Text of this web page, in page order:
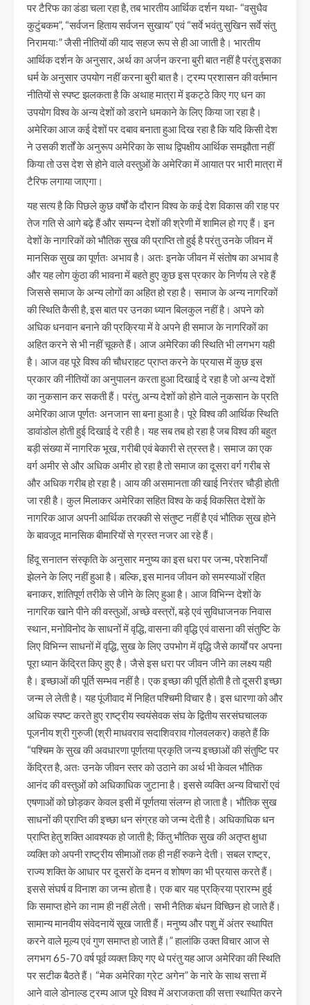
पर टैरिफ का डंडा चला रहा है, तब भारतीय आर्थिक दर्शन यथा- “वसुधैव
कुटुंबकम”, “सर्वजन हिताय सर्वजन सुखाय” एवं “सर्वे भवंतु सुखिन सर्वे संतु
निरामयाः” जैसी नीतियों की याद सहज रूप से ही आ जाती है। भारतीय
आर्थिक दर्शन के अनुसार, अर्थ का अर्जन करना बुरी बात नहीं है परंतु इसका
धर्म के अनुसार उपयोग नहीं करना बुरी बात है। ट्रम्प प्रशासन की वर्तमान
नीतियों से स्पष्ट झलकता है कि अथाह मात्रा में इकट्ठे किए गए धन का
उपयोग विश्व के अन्य देशों को डराने धमकाने के लिए किया जा रहा है।
अमेरिका आज कई देशों पर दबाव बनाता हुआ दिख रहा है कि यदि किसी देश
ने उसकी शर्तों के अनुरूप अमेरिका के साथ द्विपक्षीय आर्थिक समझौता नहीं
किया तो उस देश से होने वाले वस्तुओं के अमेरिका में आयात पर भारी मात्रा में
टैरिफ लगाया जाएगा।
यह सत्य है कि पिछले कुछ वर्षों के दौरान विश्व के कई देश विकास की राह पर
तेज गति से आगे बढ़े हैं और सम्पन्न देशों की श्रेणी में शामिल हो गए हैं। इन
देशों के नागरिकों को भौतिक सुख की प्राप्ति तो हुई है परंतु उनके जीवन में
मानसिक सुख का पूर्णतः अभाव है। अतः इनके जीवन में संतोष का अभाव है
और यह लोग कुंठा की भावना में बहते हुए कुछ इस प्रकार के निर्णय ले रहे हैं
जिससे समाज के अन्य लोगों का अहित हो रहा है। समाज के अन्य नागरिकों
की स्थिति कैसी है, इस बात पर उनका ध्यान बिलकुल नहीं है। अपने को
अधिक धनवान बनाने की प्रक्रिया में वे अपने ही समाज के नागरिकों का
अहित करने से भी नहीं चूकते हैं। आज अमेरिका की स्थिति भी लगभग यही
है। आज वह पूरे विश्व की चौधराहट प्राप्त करने के प्रयास में कुछ इस
प्रकार की नीतियों का अनुपालन करता हुआ दिखाई दे रहा है जो अन्य देशों
का नुकसान कर सकती हैं। परंतु, अन्य देशों को होने वाले नुकसान के प्रति
अमेरिका आज पूर्णतः अनजान सा बना हुआ है। पूरे विश्व की आर्थिक स्थिति
डावांडोल होती हुई दिखाई दे रही है। यह सब तब हो रहा है जब विश्व की बहुत
बड़ी संख्या में नागरिक भूख, गरीबी एवं बेकारी से त्रस्त है। समाज का एक
वर्ग अमीर से और अधिक अमीर हो रहा है तो समाज का दूसरा वर्ग गरीब से
और अधिक गरीब हो रहा है। आय की असमानता की खाई निरंतर चौड़ी होती
जा रही है। कुल मिलाकर अमेरिका सहित विश्व के कई विकसित देशों के
नागरिक आज अपनी आर्थिक तरक्की से संतुष्ट नहीं है एवं भौतिक सुख होने
के बावजूद मानसिक बीमारियों से ग्रस्त नजर आ रहे हैं।
हिंदू सनातन संस्कृति के अनुसार मनुष्य का इस धरा पर जन्म, परेशनियाँ
झेलने के लिए नहीं हुआ है। बल्कि, इस मानव जीवन को समस्याओं रहित
बनाकर, शांतिपूर्ण तरीके से जीने के लिए हुआ है। आज विभिन्न देशों के
नागरिक खाने पीने की वस्तुओं, अच्छे वस्त्रों, बड़े एवं सुविधाजनक निवास
स्थान, मनोविनोद के साधनों में वृद्धि, वासना की वृद्धि एवं वासना की संतुष्टि के
लिए विभिन्न साधनों में वृद्धि, सुख के लिए उपभोग में वृद्धि जैसे कार्यों पर अपना
पूरा ध्यान केंद्रित किए हुए है। जैसे इस धरा पर जीवन जीने का लक्ष्य यही
है। इच्छाओं की पूर्ति सम्भव नहीं है। एक इच्छा की पूर्ति होती है तो दूसरी इच्छा
जन्म ले लेती है। यह पूंजीवाद में निहित पश्चिमी विचार है। इस धारणा को और
अधिक स्पष्ट करते हुए राष्ट्रीय स्वयंसेवक संघ के द्वितीय सरसंघचालक
पूजनीय श्री गुरुजी (श्री माधवराव सदाशिवराव गोलवलकर) कहते हैं कि
“पश्चिम के सुख की अवधारणा पूर्णतया प्रकृति जन्य इच्छाओं की संतुष्टि पर
केंद्रित है, अतः उनके जीवन स्तर को उठाने का अर्थ भी केवल भौतिक
आनंद की वस्तुओं को अधिकाधिक जुटाना है। इससे व्यक्ति अन्य विचारों एवं
एषणाओं को छोड़कर केवल इसी में पूर्णतया संलग्न हो जाता है। भौतिक सुख
साधनों की प्राप्ति की इच्छा धन संग्रह को जन्म देती है। अधिकाधिक धन
प्राप्ति हेतु शक्ति आवश्यक हो जाती है; किंतु भौतिक सुख की अतृप्त क्षुधा
व्यक्ति को अपनी राष्ट्रीय सीमाओं तक ही नहीं रुकने देती। सबल राष्ट्र,
राज्य शक्ति के आधार पर दूसरों के दमन व शोषण का भी प्रयास करते हैं।
इससे संघर्ष व विनाश का जन्म होता है। एक बार यह प्रक्रिया प्रारम्भ हुई
कि समाप्त होने का नाम ही नहीं लेती। सभी नैतिक बंधन विच्छिन हो जाते हैं।
सामान्य मानवीय संवेदनायें सूख जाती हैं। मनुष्य और पशु में अंतर स्थापित
करने वाले मूल्य एवं गुण समाप्त हो जाते हैं।” हालांकि उक्त विचार आज से
लगभग 65-70 वर्ष पूर्व व्यक्त किए गए थे परंतु यह आज अमेरिका की स्थिति
पर सटीक बैठते हैं। “मेक अमेरिका ग्रेट अगेन” के नारे के साथ सत्ता में
आने वाले डोनाल्ड ट्रम्प आज पूरे विश्व में अराजकता की सत्ता स्थापित करने